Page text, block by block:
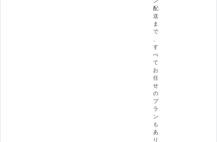
配
送
ま
で
す
べ
て
お
任
せ
の
プ
ラ
ン
も
あ
り